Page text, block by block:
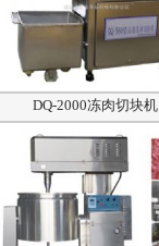
DQ-2000冻肉切块机